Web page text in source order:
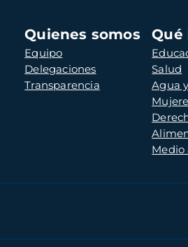
Navegación
principal
Quienes somos
Equipo
Delegaciones
Transparencia
Qué
Salud
Agua